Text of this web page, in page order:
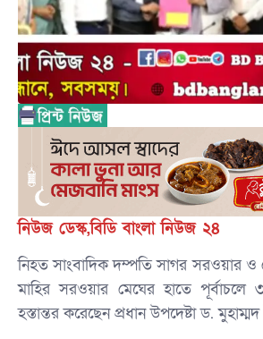
নিউজ ডেস্ক,বিডি বাংলা নিউজ ২৪
নিহত সাংবাদিক দম্পতি সাগর সরওয়ার ও
মাহির সরওয়ার মেঘের হাতে
হস্তান্তর করেছেন প্রধান উপদেষ্টা ড.